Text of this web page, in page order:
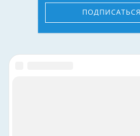
ПОДПИСАТЬСЯ